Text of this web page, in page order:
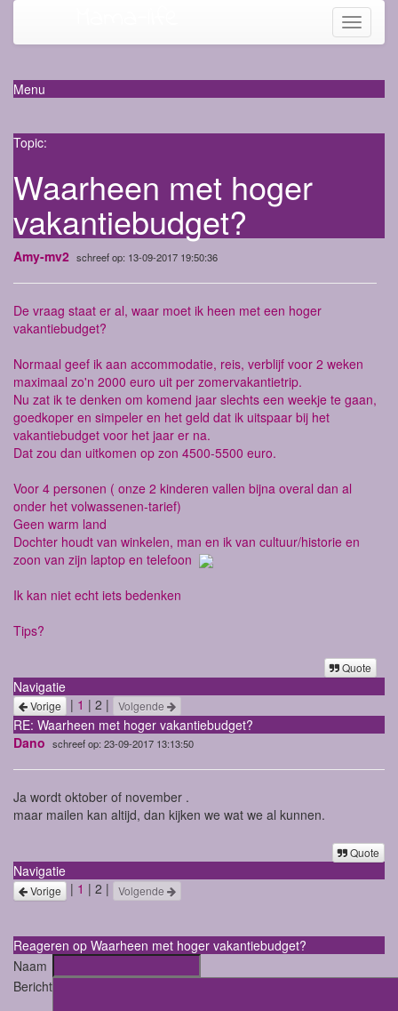
Toggle
Menu
Topic:
Waarheen met hoger
vakantiebudget?
Amy-mv2 schreef op: 13-09-2017 19:50:36
De vraag staat er al, waar moet ik heen met een hoger
vakantiebudget?
Normaal geef ik aan accommodatie, reis, verblijf voor 2 weken
maximaal zo'n 2000 euro uit per zomervakantietrip.
Nu zat ik te denken om komend jaar slechts een weekje te gaan,
goedkoper en simpeler en het geld dat ik uitspaar bij het
vakantiebudget voor het jaar er na.
Dat zou dan uitkomen op zon 4500-5500 euro.
Voor 4 personen ( onze 2 kinderen vallen bijna overal dan al
onder het volwassenen-tarief)
Geen warm land
Dochter houdt van winkelen, man en ik van cultuur/historie en
zoon van zijn laptop en telefoon
Ik kan niet echt iets bedenken
Tips?
Quote
Navigatie
Vorige | 1 | 2 | Volgende
RE: Waarheen met hoger vakantiebudget?
Dano schreef op: 23-09-2017 13:13:50
Ja wordt oktober of november .
maar mailen kan altijd, dan kijken we wat we al kunnen.
Quote
Navigatie
Vorige | 1 | 2 | Volgende
Reageren op Waarheen met hoger vakantiebudget?
Naam
Bericht